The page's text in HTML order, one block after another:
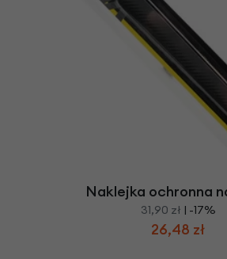
Naklejka ochronna
31,90 zł | -17%
26,48 zł